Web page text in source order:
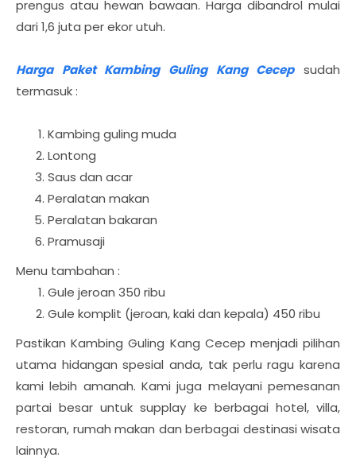
prengus atau hewan bawaan. Harga dibandrol mulai
dari 1,6 juta per ekor utuh.
Harga Paket Kambing Guling Kang Cecepsudah
termasuk :
Kambing guling muda
Lontong
Saus dan acar
Peralatan makan
Peralatan bakaran
Pramusaji
Menu tambahan :
Gule jeroan 350 ribu
Gule komplit (jeroan, kaki dan kepala) 450 ribu
Pastikan Kambing Guling Kang Cecep menjadi pilihan
utama hidangan spesial anda, tak perlu ragu karena
kami lebih amanah. Kami juga melayani pemesanan
partai besar untuk supplay ke berbagai hotel, villa,
restoran, rumah makan dan berbagai destinasi wisata
lainnya.